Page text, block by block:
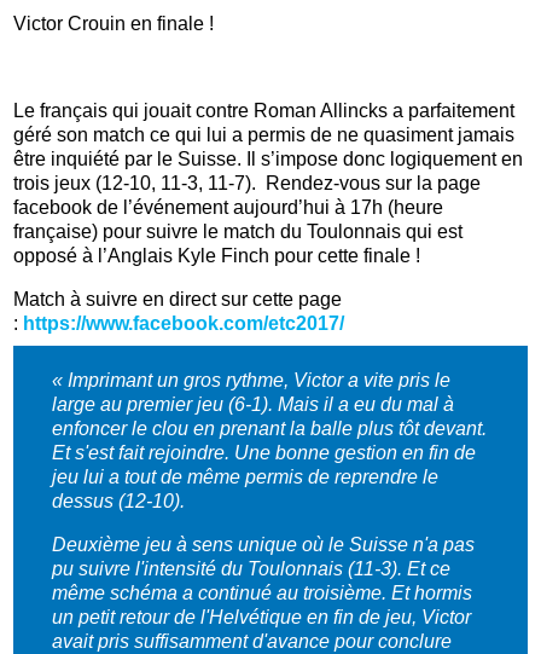
Victor Crouin en finale !
Le français qui jouait contre Roman Allincks a parfaitement
géré son match ce qui lui a permis de ne quasiment jamais
être inquiété par le Suisse. Il s’impose donc logiquement en
trois jeux (12-10, 11-3, 11-7). Rendez-vous sur la page
facebook de l’événement aujourd’hui à 17h (heure
française) pour suivre le match du Toulonnais qui est
opposé à l’Anglais Kyle Finch pour cette finale !
Match à suivre en direct sur cette page
: https://www.facebook.com/etc2017/
«Imprimant un gros rythme, Victor a vite pris le
large au premier jeu (6-1). Mais il a eu du mal à
enfoncer le clou en prenant la balle plus tôt devant.
Et s'est fait rejoindre. Une bonne gestion en fin de
jeu lui a tout de même permis de reprendre le
dessus (12-10).
Deuxième jeu à sens unique où le Suisse n'a pas
pu suivre l'intensité du Toulonnais (11-3). Et ce
même schéma a continué au troisième. Et hormis
un petit retour de l'Helvétique en fin de jeu, Victor
avait pris suffisamment d'avance pour conclure